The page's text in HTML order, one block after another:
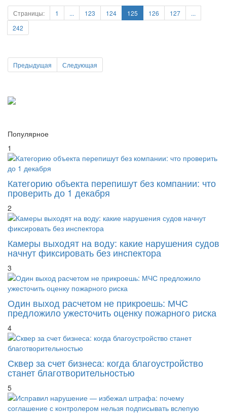
Страницы: 1 ... 123 124 125 126 127
...
242
Предыдущая Следующая
Популярное
1
Категорию объекта перепишут без компании: что
проверить до 1 декабря
2
Камеры выходят на воду: какие нарушения судов
начнут фиксировать без инспектора
3
Один выход расчетом не прикроешь: МЧС
предложило ужесточить оценку пожарного риска
4
Сквер за счет бизнеса: когда благоустройство
станет благотворительностью
5